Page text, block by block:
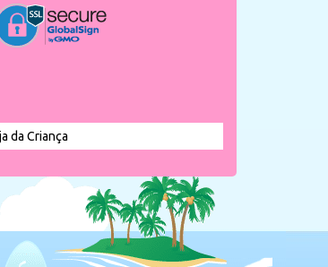
da Criança